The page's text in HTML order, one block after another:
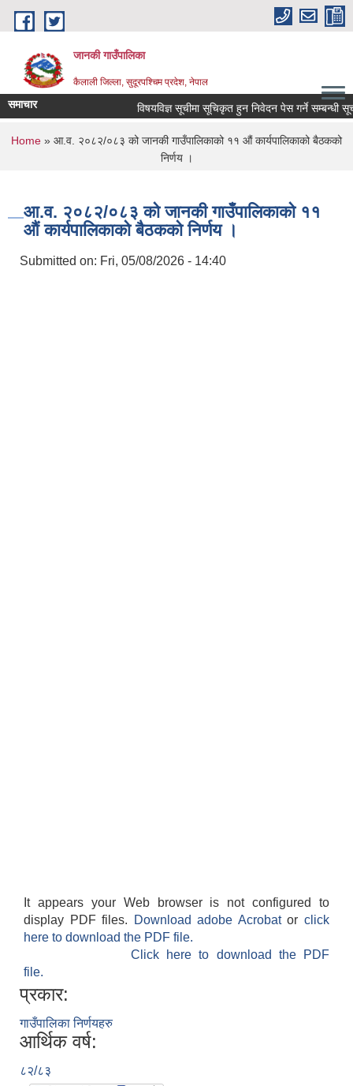
Skip to main content
जानकी गाउँपालिका
कैलाली जिल्ला, सुदूरपश्चिम प्रदेश, नेपाल
समाचार विषयविज्ञ सूचीमा सूचिकृत हुन निवेदन पेस गर्ने सम्बन्धी सूचना
You are here
Home » आ.व. २०८२/०८३ को जानकी गाउँपालिकाको ११ औं कार्यपालिकाको बैठकको
निर्णय ।
आ.व. २०८२/०८३ को जानकी गाउँपालिकाको ११
औं कार्यपालिकाको बैठकको निर्णय ।
Submitted on: Fri, 05/08/2026 - 14:40
It appears your Web browser is not configured to
display PDF files.
Download adobe Acrobatorclick
here to download the PDF file.
Click here to download the PDF
file.
प्रकार:
गाउँपालिका निर्णयहरु
आर्थिक वर्ष:
८२/८३